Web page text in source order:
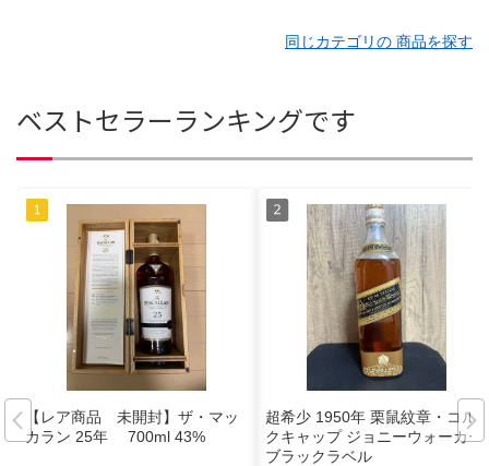
同じカテゴリの 商品を探す
ベストセラーランキングです
【レア商品 未開封】ザ・マッ
カラン 25年 700ml 43%
超希少 1950年 栗鼠紋章・コル
クキャップ ジョニーウォーカー
ブラックラベル